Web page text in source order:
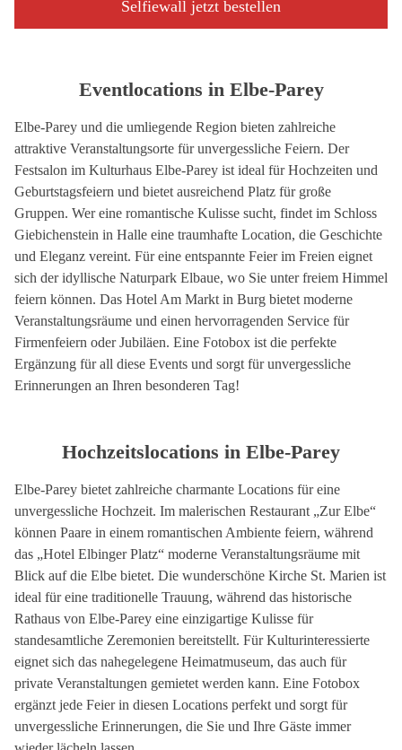
Selfiewall jetzt bestellen
Eventlocations in Elbe-Parey
Elbe-Parey und die umliegende Region bieten zahlreiche
attraktive Veranstaltungsorte für unvergessliche Feiern. Der
Festsalon im Kulturhaus Elbe-Parey ist ideal für Hochzeiten und
Geburtstagsfeiern und bietet ausreichend Platz für große
Gruppen. Wer eine romantische Kulisse sucht, findet im Schloss
Giebichenstein in Halle eine traumhafte Location, die Geschichte
und Eleganz vereint. Für eine entspannte Feier im Freien eignet
sich der idyllische Naturpark Elbaue, wo Sie unter freiem Himmel
feiern können. Das Hotel Am Markt in Burg bietet moderne
Veranstaltungsräume und einen hervorragenden Service für
Firmenfeiern oder Jubiläen. Eine Fotobox ist die perfekte
Ergänzung für all diese Events und sorgt für unvergessliche
Erinnerungen an Ihren besonderen Tag!
Hochzeitslocations in Elbe-Parey
Elbe-Parey bietet zahlreiche charmante Locations für eine
unvergessliche Hochzeit. Im malerischen Restaurant „Zur Elbe“
können Paare in einem romantischen Ambiente feiern, während
das „Hotel Elbinger Platz“ moderne Veranstaltungsräume mit
Blick auf die Elbe bietet. Die wunderschöne Kirche St. Marien ist
ideal für eine traditionelle Trauung, während das historische
Rathaus von Elbe-Parey eine einzigartige Kulisse für
standesamtliche Zeremonien bereitstellt. Für Kulturinteressierte
eignet sich das nahegelegene Heimatmuseum, das auch für
private Veranstaltungen gemietet werden kann. Eine Fotobox
ergänzt jede Feier in diesen Locations perfekt und sorgt für
unvergessliche Erinnerungen, die Sie und Ihre Gäste immer